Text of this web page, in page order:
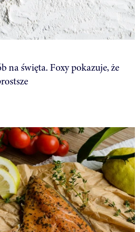
na święta. Foxy pokazuje, że